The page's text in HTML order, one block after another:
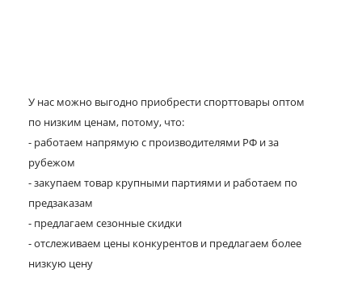
У нас можно выгодно приобрести спорттовары оптом
по низким ценам, потому, что:
- работаем напрямую с производителями РФ и за
рубежом
- закупаем товар крупными партиями и работаем по
предзаказам
- предлагаем сезонные скидки
- отслеживаем цены конкурентов и предлагаем более
низкую цену